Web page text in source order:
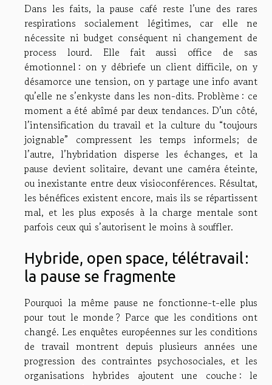
Dans les faits, la pause café reste l’une des rares
respirations socialement légitimes, car elle ne
nécessite ni budget conséquent ni changement de
process lourd. Elle fait aussi office de sas
émotionnel : on y débriefe un client difficile, on y
désamorce une tension, on y partage une info avant
qu’elle ne s’enkyste dans les non-dits. Problème : ce
moment a été abîmé par deux tendances. D’un côté,
l’intensification du travail et la culture du “toujours
joignable” compressent les temps informels; de
l’autre, l’hybridation disperse les échanges, et la
pause devient solitaire, devant une caméra éteinte,
ou inexistante entre deux visioconférences. Résultat,
les bénéfices existent encore, mais ils se répartissent
mal, et les plus exposés à la charge mentale sont
parfois ceux qui s’autorisent le moins à souffler.
Hybride, open space, télétravail :
la pause se fragmente
Pourquoi la même pause ne fonctionne-t-elle plus
pour tout le monde ? Parce que les conditions ont
changé. Les enquêtes européennes sur les conditions
de travail montrent depuis plusieurs années une
progression des contraintes psychosociales, et les
organisations hybrides ajoutent une couche : le